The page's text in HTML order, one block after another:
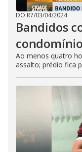
DO R7/03/04/2024
Bandidos
Ao menos quatro
assalto; prédio fica